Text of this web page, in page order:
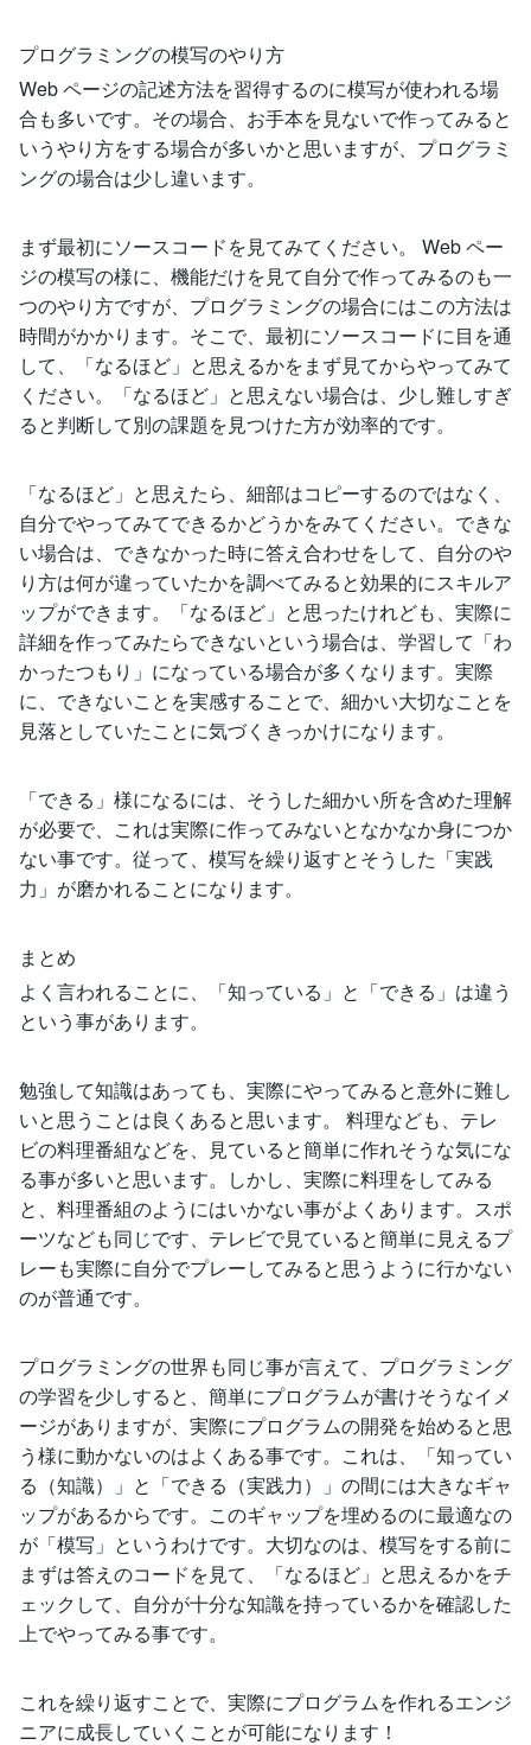
プログラミングの模写のやり方
Web ページの記述方法を習得するのに模写が使われる場
合も多いです。その場合、お手本を見ないで作ってみると
いうやり方をする場合が多いかと思いますが、プログラミ
ングの場合は少し違います。
まず最初にソースコードを見てみてください。 Web ペー
ジの模写の様に、機能だけを見て自分で作ってみるのも一
つのやり方ですが、プログラミングの場合にはこの方法は
時間がかかります。そこで、最初にソースコードに目を通
して、「なるほど」と思えるかをまず見てからやってみて
ください。「なるほど」と思えない場合は、少し難しすぎ
ると判断して別の課題を見つけた方が効率的です。
「なるほど」と思えたら、細部はコピーするのではなく、
自分でやってみてできるかどうかをみてください。できな
い場合は、できなかった時に答え合わせをして、自分のや
り方は何が違っていたかを調べてみると効果的にスキルア
ップができます。「なるほど」と思ったけれども、実際に
詳細を作ってみたらできないという場合は、学習して「わ
かったつもり」になっている場合が多くなります。実際
に、できないことを実感することで、細かい大切なことを
見落としていたことに気づくきっかけになります。
「できる」様になるには、そうした細かい所を含めた理解
が必要で、これは実際に作ってみないとなかなか身につか
ない事です。従って、模写を繰り返すとそうした「実践
力」が磨かれることになります。
まとめ
よく言われることに、「知っている」と「できる」は違う
という事があります。
勉強して知識はあっても、実際にやってみると意外に難し
いと思うことは良くあると思います。 料理なども、テレ
ビの料理番組などを、見ていると簡単に作れそうな気にな
る事が多いと思います。しかし、実際に料理をしてみる
と、料理番組のようにはいかない事がよくあります。スポ
ーツなども同じです、テレビで見ていると簡単に見えるプ
レーも実際に自分でプレーしてみると思うように行かない
のが普通です。
プログラミングの世界も同じ事が言えて、プログラミング
の学習を少しすると、簡単にプログラムが書けそうなイメ
ージがありますが、実際にプログラムの開発を始めると思
う様に動かないのはよくある事です。これは、「知ってい
る（知識）」と「できる（実践力）」の間には大きなギャ
ップがあるからです。このギャップを埋めるのに最適なの
が「模写」というわけです。大切なのは、模写をする前に
まずは答えのコードを見て、「なるほど」と思えるかをチ
ェックして、自分が十分な知識を持っているかを確認した
上でやってみる事です。
これを繰り返すことで、実際にプログラムを作れるエンジ
ニアに成長していくことが可能になります！